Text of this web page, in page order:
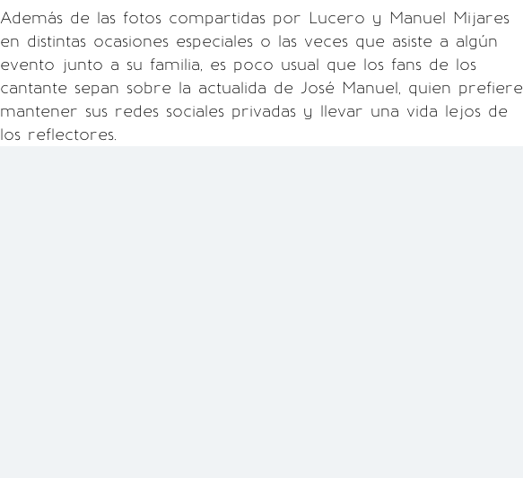
Además de las fotos compartidas por Lucero y Manuel Mijares
en distintas ocasiones especiales o las veces que asiste a algún
evento junto a su familia, es poco usual que los fans de los
cantante sepan sobre la actualida de José Manuel, quien prefiere
mantener sus redes sociales privadas y llevar una vida lejos de
los reflectores.